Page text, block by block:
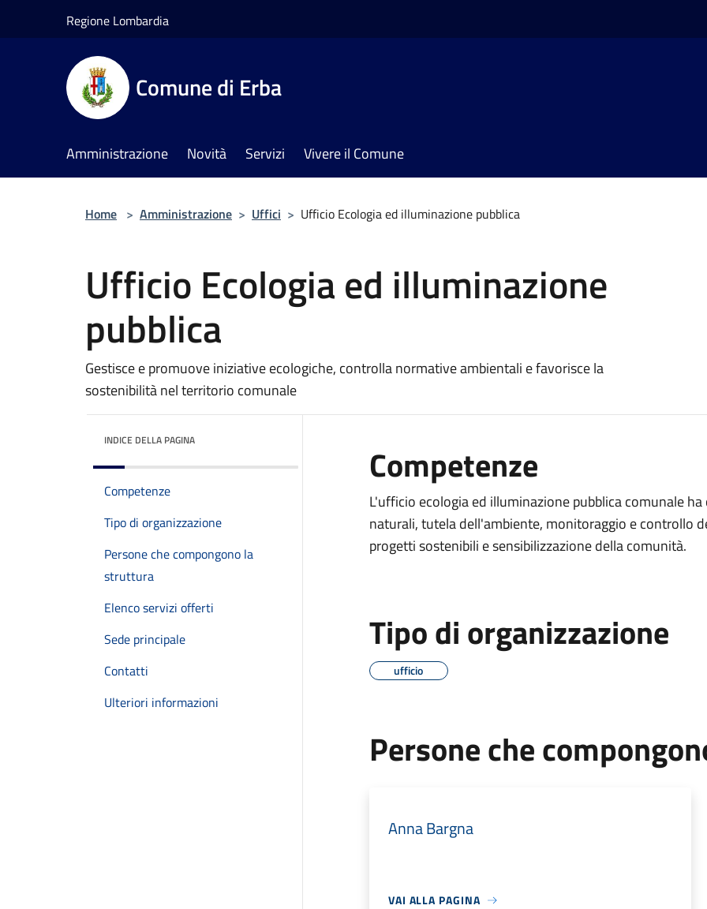
Regione Lombardia
Comune di Erba
Amministrazione Novità Servizi Vivere il Comune
Home > Amministrazione > Uffici > Ufficio Ecologia ed illuminazione pubblica
Ufficio Ecologia ed illuminazione
pubblica
Gestisce e promuove iniziative ecologiche, controlla normative ambientali e favorisce la
sostenibilità nel territorio comunale
INDICE DELLA PAGINA
Competenze
Tipo di organizzazione
Persone che compongono la
struttura
Elenco servizi offerti
Sede principale
Contatti
Ulteriori informazioni
Competenze
L'ufficio ecologia ed illuminazione pubblica comunale
naturali, tutela dell'ambiente, monitoraggio e controllo
progetti sostenibili e sensibilizzazione della comunità.
Tipo di organizzazione
ufficio
Persone che
Anna Bargna
VAI ALLA PAGINA